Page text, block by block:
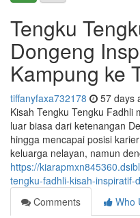
Tengku
Dongeng
Kampung ke
tiffanyfaxa732178 57 days
Kisah Tengku Tengku Fadhli
luar biasa dari ketenangan
hingga mencapai posisi
keluarga nelayan, namun
https://
tengku-fadhli-kisah-inspiratif-
Comments
Who